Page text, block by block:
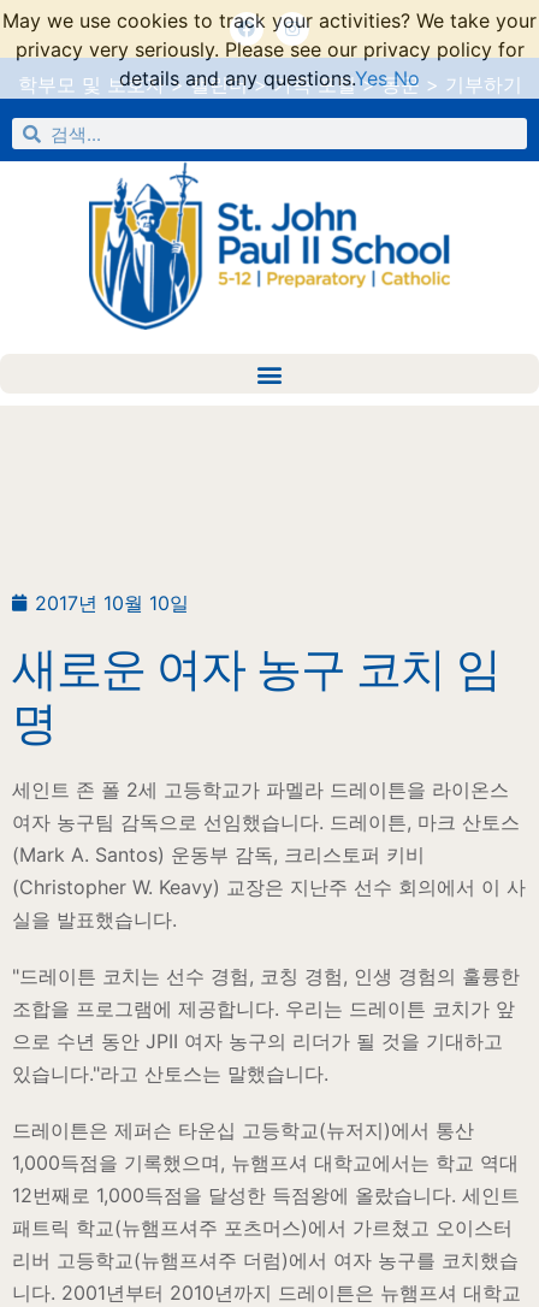
학부모 및 보호자>캘린더>가족 포털>동문 > 기부하기
2017년 10월 10일
새로운 여자 농구 코치 임
명
세인트 존 폴 2세 고등학교가 파멜라 드레이튼을 라이온스
여자 농구팀 감독으로 선임했습니다. 드레이튼, 마크 산토스
(Mark A. Santos) 운동부 감독, 크리스토퍼 키비
(Christopher W. Keavy) 교장은 지난주 선수 회의에서 이 사
실을 발표했습니다.
"드레이튼 코치는 선수 경험, 코칭 경험, 인생 경험의 훌륭한
조합을 프로그램에 제공합니다. 우리는 드레이튼 코치가 앞
으로 수년 동안 JPII 여자 농구의 리더가 될 것을 기대하고
있습니다."라고 산토스는 말했습니다.
드레이튼은 제퍼슨 타운십 고등학교(뉴저지)에서 통산
1,000득점을 기록했으며, 뉴햄프셔 대학교에서는 학교 역대
12번째로 1,000득점을 달성한 득점왕에 올랐습니다. 세인트
패트릭 학교(뉴햄프셔주 포츠머스)에서 가르쳤고 오이스터
리버 고등학교(뉴햄프셔주 더럼)에서 여자 농구를 코치했습
니다. 2001년부터 2010년까지 드레이튼은 뉴햄프셔 대학교
May we use cookies to track your activities? We take your
privacy very seriously. Please see our privacy policy for
details and any questions.Yes No